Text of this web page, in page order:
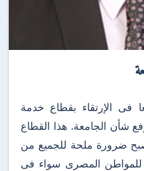
فى الإرتقاء بقطاع خدمة
شأن الجامعة. هذا القطاع
ضرورة ملحة للجميع من
للمواطن المصرى سواء فى